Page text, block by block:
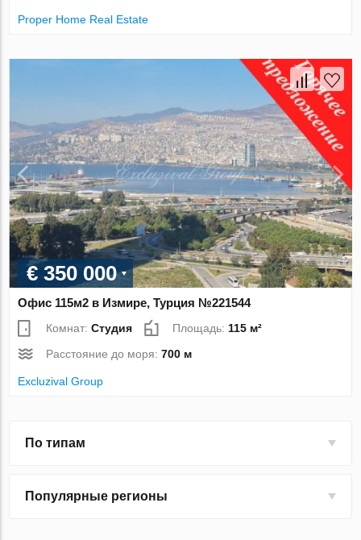
Proper Home Real Estate
€ 350 000
Офис 115м2 в Измире, Турция №221544
Комнат:Студия Площадь: 115 м²
Расстояние до моря:700 м
Excluzival Group
По типам
Популярные регионы